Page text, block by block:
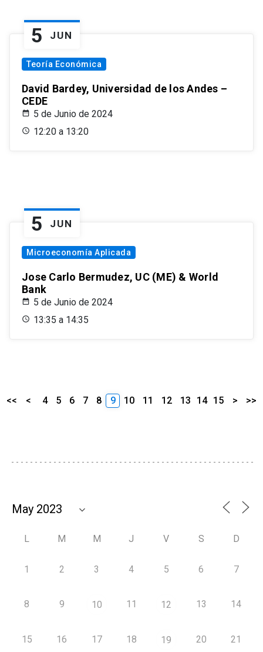
5 JUN
Teoría Económica
David Bardey, Universidad de los Andes –
CEDE
5 de Junio de 2024
12:20 a 13:20
5 JUN
Microeconomía Aplicada
Jose Carlo Bermudez, UC (ME) & World
Bank
5 de Junio de 2024
13:35 a 14:35
<< < 4 5 6 7 8 9 10 11 12 13 14 15 > >>
L M M J V S D
1 2 3 4 5 6 7
8 9 10 11 12 13 14
15 16 17 18 19 20 21